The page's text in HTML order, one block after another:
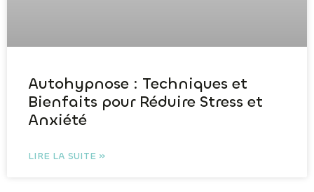
Autohypnose : Techniques et
Bienfaits pour Réduire Stress et
Anxiété
LIRE LA SUITE »